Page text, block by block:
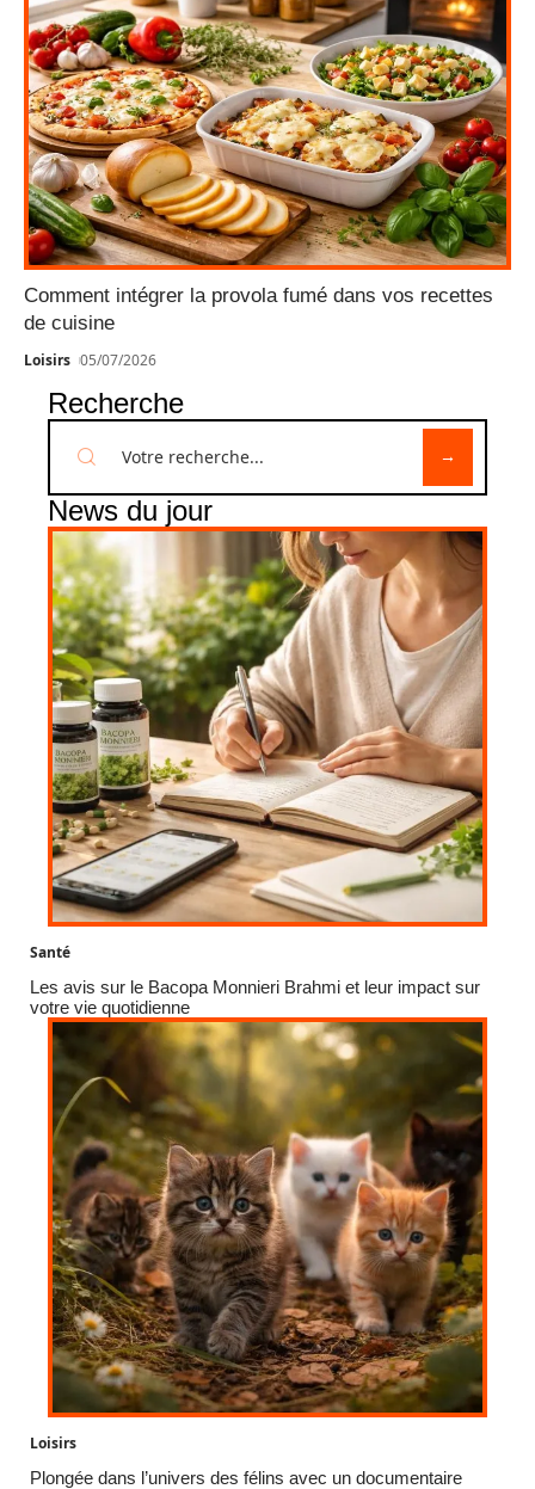
Comment intégrer la provola fumé dans vos recettes
de cuisine
Loisirs 05/07/2026
Recherche
News du jour
Santé
Les avis sur le Bacopa Monnieri Brahmi et leur impact sur
votre vie quotidienne
Loisirs
Plongée dans l’univers des félins avec un documentaire